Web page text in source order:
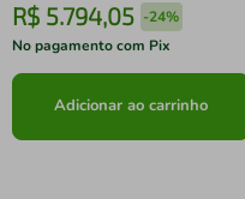
R$ 5.794,05 -24%
No pagamento com Pix
Adicionar ao carrinho